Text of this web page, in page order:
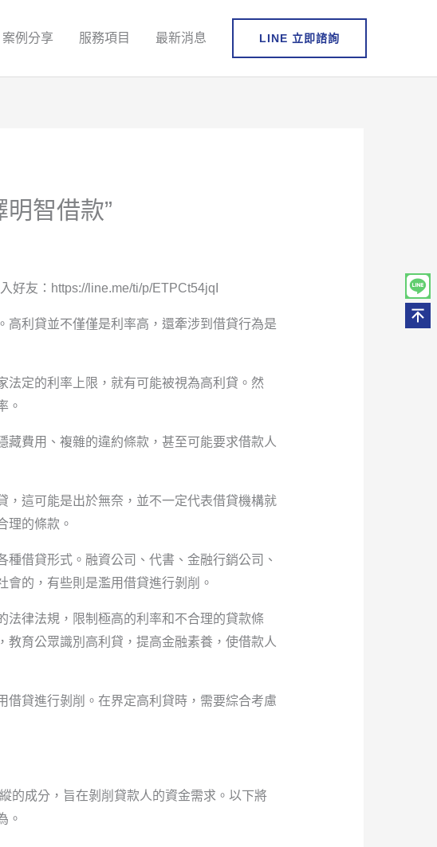
案例分享 服務項目 最新消息 LINE 立即諮詢
智借款”
好友：https://line.me/ti/p/ETPCt54jqI
利貸並不僅僅是利率高，還牽涉到借貸行為是
法定的利率上限，就有可能被視為高利貸。然
。
費用、複雜的違約條款，甚至可能要求借款人
，這可能是出於無奈，並不一定代表借貸機構就
理的條款。
借貸形式。融資公司、代書、金融行銷公司、
的，有些則是濫用借貸進行剝削。
律法規，限制極高的利率和不合理的貸款條
育公眾識別高利貸，提高金融素養，使借款人
貸進行剝削。在界定高利貸時，需要綜合考慮
的成分，旨在剝削貸款人的資金需求。以下將
。